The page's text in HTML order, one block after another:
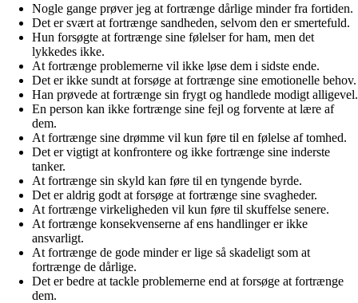
Nogle gange prøver jeg at fortrænge dårlige minder fra fortiden.
Det er svært at fortrænge sandheden, selvom den er smertefuld.
Hun forsøgte at fortrænge sine følelser for ham, men det
lykkedes ikke.
At fortrænge problemerne vil ikke løse dem i sidste ende.
Det er ikke sundt at forsøge at fortrænge sine emotionelle behov.
Han prøvede at fortrænge sin frygt og handlede modigt alligevel.
En person kan ikke fortrænge sine fejl og forvente at lære af
dem.
At fortrænge sine drømme vil kun føre til en følelse af tomhed.
Det er vigtigt at konfrontere og ikke fortrænge sine inderste
tanker.
At fortrænge sin skyld kan føre til en tyngende byrde.
Det er aldrig godt at forsøge at fortrænge sine svagheder.
At fortrænge virkeligheden vil kun føre til skuffelse senere.
At fortrænge konsekvenserne af ens handlinger er ikke
ansvarligt.
At fortrænge de gode minder er lige så skadeligt som at
fortrænge de dårlige.
Det er bedre at tackle problemerne end at forsøge at fortrænge
dem.